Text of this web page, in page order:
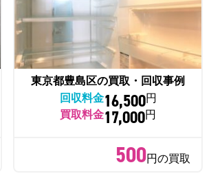
東京都豊島区の買取・回収事例
回収料金16,500円
買取料金17,000円
500円の買取